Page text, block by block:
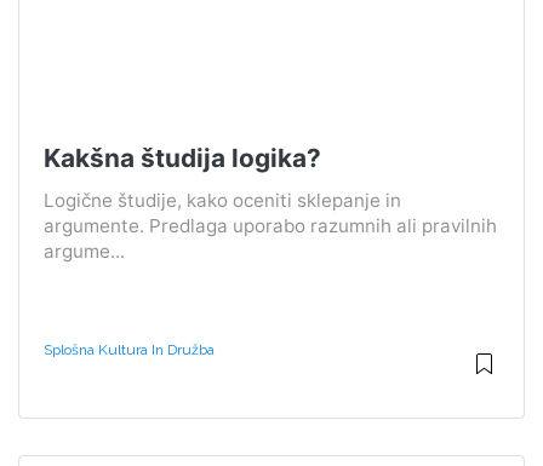
Kakšna študija logika?
Logične študije, kako oceniti sklepanje in
argumente. Predlaga uporabo razumnih ali pravilnih
argume...
Splošna Kultura In Družba